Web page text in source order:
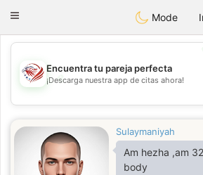
States
Toggle
Mode
💖
💕
Encuentra tu pareja perfecta
¡Descarga nuestra app de citas ahora!
Sulaymaniyah
Am hezha ,am
body